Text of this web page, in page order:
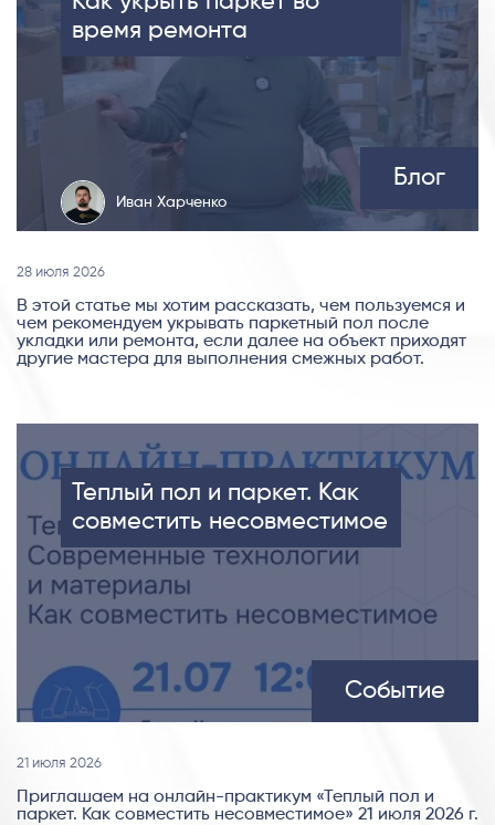
время ремонта
Иван Харченко
Блог
28 июля 2026
В этой статье мы хотим рассказать, чем пользуемся и
чем рекомендуем укрывать паркетный пол после
укладки или ремонта, если далее на объект приходят
другие мастера для выполнения смежных работ.
Теплый пол и паркет. Как
совместить несовместимое
Событие
21 июля 2026
Приглашаем на онлайн-практикум «Теплый пол и
паркет. Как совместить несовместимое» 21 июля 2026 г.